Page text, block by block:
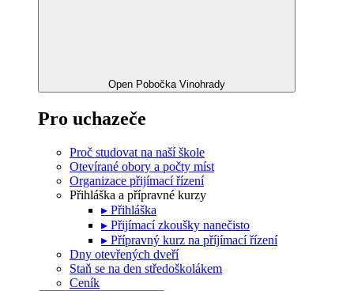
Open Pobočka Vinohrady
Pro uchazeče
Proč studovat na naší škole
Otevírané obory a počty míst
Organizace přijímací řízení
Přihláška a přípravné kurzy
▸ Přihláška
▸ Přijímací zkoušky nanečisto
▸ Přípravný kurz na příjímací řízení
Dny otevřených dveří
Staň se na den středoškolákem
Ceník